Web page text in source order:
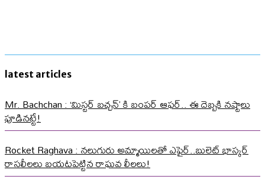
latest articles
Mr. Bachchan : ‘మిస్టర్ బచ్చన్’ కి బంపర్ ఆఫర్.. ఈ దెబ్బకి నష్టాలు
పూడినట్టే!
Rocket Raghava : నలుగురు అమ్మాయిలతో ఎఫైర్..బులెట్ భాస్కర్
రాసలీలలు బయటపెట్టిన రాఘవ లీలలు!